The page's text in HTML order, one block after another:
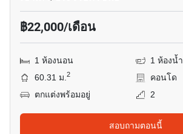
฿22,000/เดือน
1 ห้องนอน
1 ห้องน้ำ
60.31 ม.2
คอนโด
ตกแต่งพร้อมอยู่
2
สอบถามตอนนี้